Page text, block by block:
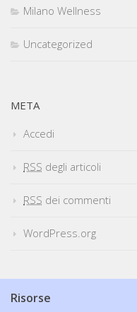
Milano Wellness
Uncategorized
META
Accedi
RSS degli articoli
RSS dei commenti
WordPress.org
Risorse